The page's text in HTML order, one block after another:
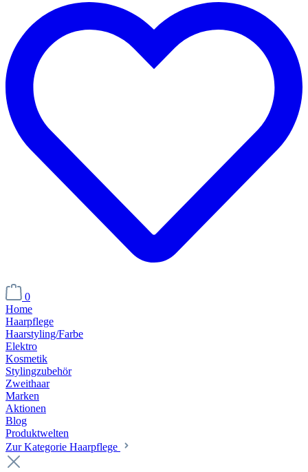
0
Home
Haarpflege
Haarstyling/Farbe
Elektro
Kosmetik
Stylingzubehör
Zweithaar
Marken
Aktionen
Blog
Produktwelten
Zur Kategorie Haarpflege